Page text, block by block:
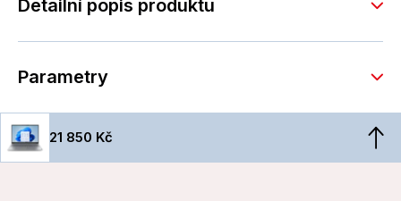
Detailní popis produktu
Parametry
21 850 Kč